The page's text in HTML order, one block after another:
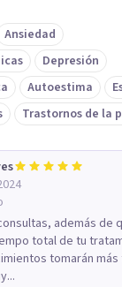
Ansiedad
Depresión
Autoestima
Trastornos de la
además de
total de tu
tomarán